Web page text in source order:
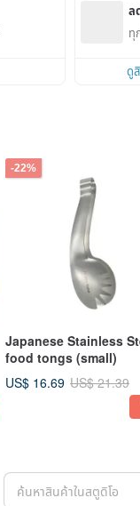
ล
ทุ
ดู
-22%
Japanese Stainless
food tongs (small)
US$ 16.69 US$ 21.39